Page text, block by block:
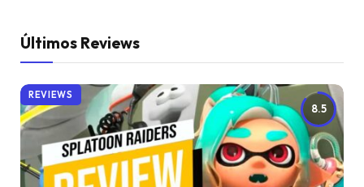
Últimos Reviews
8.5
REVIEWS